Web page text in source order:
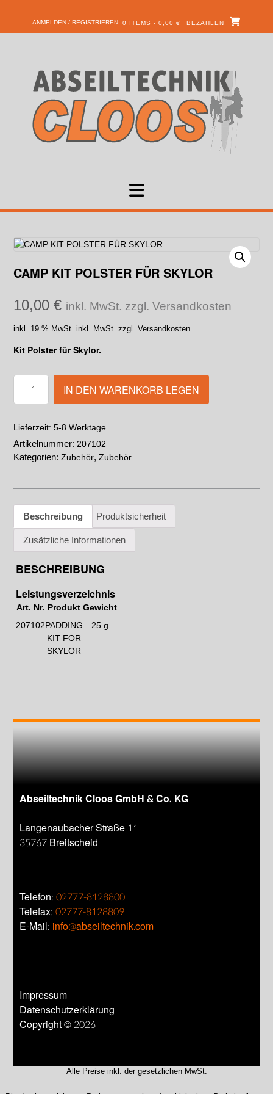
ANMELDEN / REGISTRIEREN 0 ITEMS - 0,00 € BEZAHLEN
CAMP KIT POLSTER FÜR SKYLOR
10,00 € inkl. MwSt. zzgl. Versandkosten
inkl. 19 % MwSt. inkl. MwSt. zzgl. Versandkosten
Kit Polster für Skylor.
IN DEN WARENKORB LEGEN
Lieferzeit: 5-8 Werktage
Artikelnummer: 207102
Kategorien: Zubehör, Zubehör
Beschreibung Produktsicherheit
Zusätzliche Informationen
BESCHREIBUNG
Leistungsverzeichnis
Art. Nr. Produkt Gewicht
207102PADDING
KIT FOR
SKYLOR
25 g
Abseiltechnik Cloos GmbH & Co. KG
Langenaubacher Straße 11
35767 Breitscheid
Telefon:02777-8128800
Telefax:02777-8128809
E-Mail: info@abseiltechnik.com
Impressum
Datenschutzerklärung
Copyright © 2026
Alle Preise inkl. der gesetzlichen MwSt.